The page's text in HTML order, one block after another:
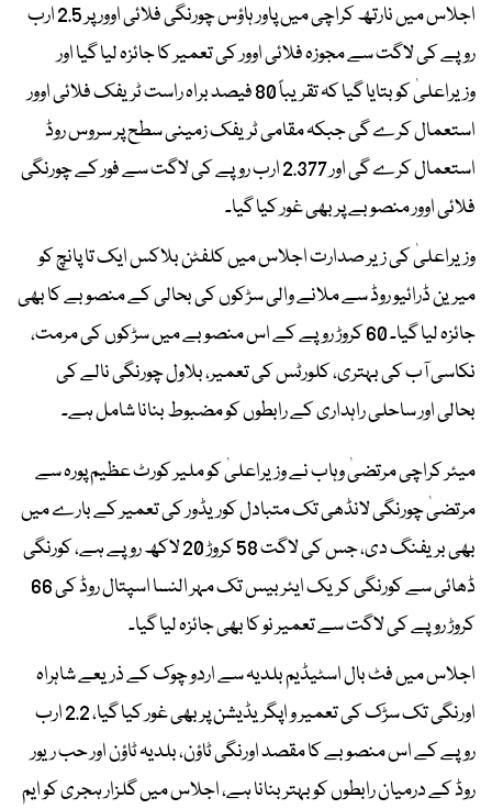
اجلاس میں نارتھ کراچی میں پاور ہاؤس چورنگی فلائی اوور پر 2.5 ارب
روپے کی لاگت سے مجوزہ فلائی اوور کی تعمیر کا جائزہ لیا گیا اور
وزیراعلیٰ کو بتایا گیا کہ تقریباً 80 فیصد براہ راست ٹریفک فلائی اوور
استعمال کرے گی جبکہ مقامی ٹریفک زمینی سطح پر سروس روڈ
استعمال کرے گی اور 2.377 ارب روپے کی لاگت سے فور کے چورنگی
فلائی اوور منصوبے پر بھی غور کیا گیا۔
وزیراعلیٰ کی زیر صدارت اجلاس میں کلفٹن بلاکس ایک تا پانچ کو
میرین ڈرائیو روڈ سے ملانے والی سڑکوں کی بحالی کے منصوبے کا بھی
جائزہ لیا گیا۔ 60 کروڑ روپے کے اس منصوبے میں سڑکوں کی مرمت،
نکاسی آب کی بہتری، کلورٹس کی تعمیر، بلاول چورنگی نالے کی
بحالی اور ساحلی راہداری کے رابطوں کو مضبوط بنانا شامل ہے۔
میئر کراچی مرتضیٰ وہاب نے وزیراعلیٰ کو ملیر کورٹ عظیم پورہ سے
مرتضیٰ چورنگی لانڈھی تک متبادل کوریڈور کی تعمیر کے بارے میں
بھی بریفنگ دی، جس کی لاگت 58 کروڑ 20 لاکھ روپے ہے، کورنگی
ڈھائی سے کورنگی کریک ایئربیس تک مہر النسا اسپتال روڈ کی 66
کروڑ روپے کی لاگت سے تعمیر نو کا بھی جائزہ لیا گیا۔
اجلاس میں فٹ بال اسٹیڈیم بلدیہ سے اردو چوک کے ذریعے شاہراہ
اورنگی تک سڑک کی تعمیر و اپگریڈیشن پر بھی غور کیا گیا، 2.2 ارب
روپے کے اس منصوبے کا مقصد اورنگی ٹاؤن، بلدیہ ٹاؤن اور حب ریور
روڈ کے درمیان رابطوں کو بہتر بنانا ہے، اجلاس میں گلزار ہجری کو ایم